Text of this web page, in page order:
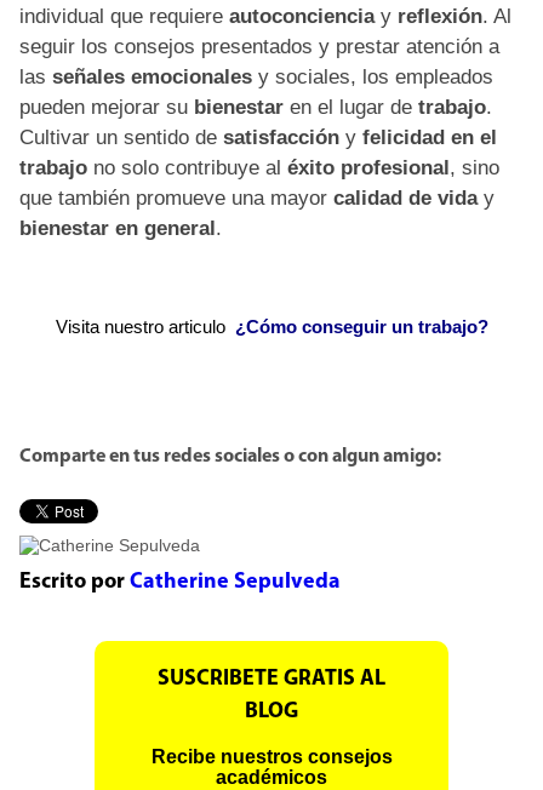
individual que requiere autoconcienciay reflexión. Al
seguir los consejos presentados y prestar atención a
las señales emocionales y sociales, los empleados
pueden mejorar su bienestar en el lugar de trabajo.
Cultivar un sentido de satisfacción y felicidad en el
trabajo no solo contribuye al éxito profesional, sino
que también promueve una mayor calidad de viday
bienestar en general.
Visita nuestro articulo¿Cómo conseguir un trabajo?
Comparte en tus redes sociales o con algun amigo:
Escrito por Catherine Sepulveda
SUSCRIBETE GRATIS AL
BLOG
Recibe nuestros consejos
académicos